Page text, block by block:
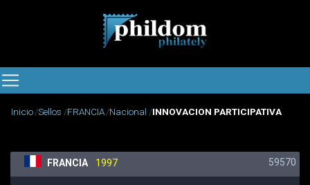
Inicio Sellos FRANCIA Nacional INNOVACION PARTICIPATIVA
FRANCIA 1997 59570